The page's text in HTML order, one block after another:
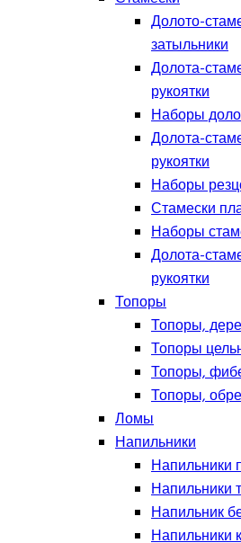
Долото-
затыльники
Долота-
рукоятки
Наборы
Долота-
рукоятки
Наборы
Стамески
Наборы
Долота-
рукоятки
Топоры
Топоры,
Топоры
Топоры,
Топоры,
Ломы
Напильники
Напильники
Напильники
Напильник
Напильники